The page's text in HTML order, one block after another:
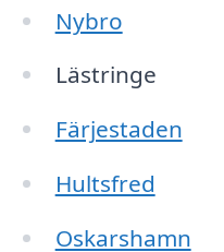
Nybro
Lästringe
Färjestaden
Hultsfred
Oskarshamn